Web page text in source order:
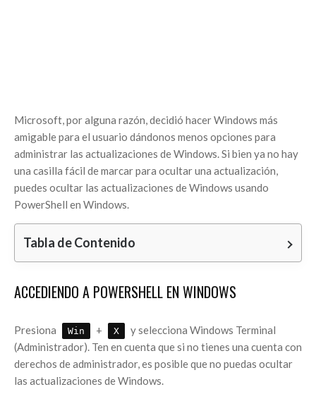
Microsoft, por alguna razón, decidió hacer Windows más
amigable para el usuario dándonos menos opciones para
administrar las actualizaciones de Windows. Si bien ya no hay
una casilla fácil de marcar para ocultar una actualización,
puedes ocultar las actualizaciones de Windows usando
PowerShell en Windows.
Tabla de Contenido
ACCEDIENDO A POWERSHELL EN WINDOWS
Presiona Win + X
y selecciona Windows Terminal
(Administrador). Ten en cuenta que si no tienes una cuenta con
derechos de administrador, es posible que no puedas ocultar
las actualizaciones de Windows.